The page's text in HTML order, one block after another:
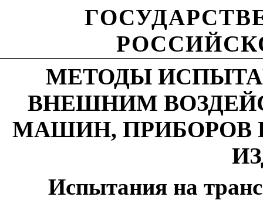
МЕТОДЫ
ВНЕШНИМ
МАШИН, ПРИБОРОВ
Испытания на